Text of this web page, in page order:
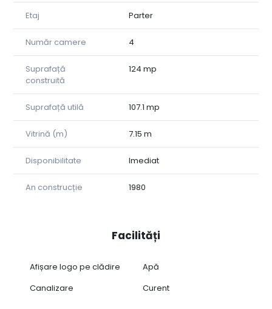
pentru o varietate de activități comerciale sau de servicii.
prin conectarea cu unitatea vecină, obținând astfel un
Cu o experiență de peste 25 de ani pe piața imobiliară,
Sapient Imobiliare, parte a Sapient Group, oferă clienților
servicii integrate: intermediere imobiliară, consultanță
investițională, evaluare, marketing, administrare de
proprietăți, consultanță tehnică, juridică și servicii de
traducere.
Pentru mai multe informații sau pentru a programa o
vizionare, vă invităm să ne contactați la numărul de
telefon +40 (728) 115 432.
Etaj Parter
Număr camere 4
Suprafață
construită
124 mp
Suprafață utilă 107.1 mp
Vitrină (m) 7.15 m
Disponibilitate Imediat
An construcție 1980
Facilități
Afișare logo pe clădire
Apă
Canalizare
Curent